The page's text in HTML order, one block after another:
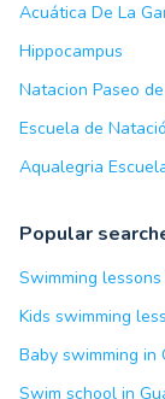
Acuática De La
Hippocampus
Natacion Paseo
Escuela de
Aqualegria
Popular
Swimming
Kids swimming
Baby swimming in
Swim school in